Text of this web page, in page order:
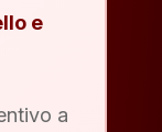
e
a